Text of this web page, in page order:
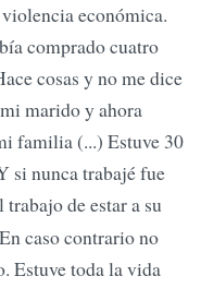
económica.
comprado cuatro
cosas y no me dice
marido y ahora
familia (...) Estuve 30
si nunca trabajé fue
de estar a su
caso contrario no
Estuve toda la vida